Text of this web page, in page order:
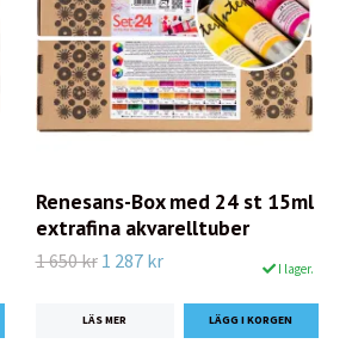
Renesans-Box med 24 st 15ml
extrafina akvarelltuber
1 650 kr 1 287 kr I lager.
LÄS MER